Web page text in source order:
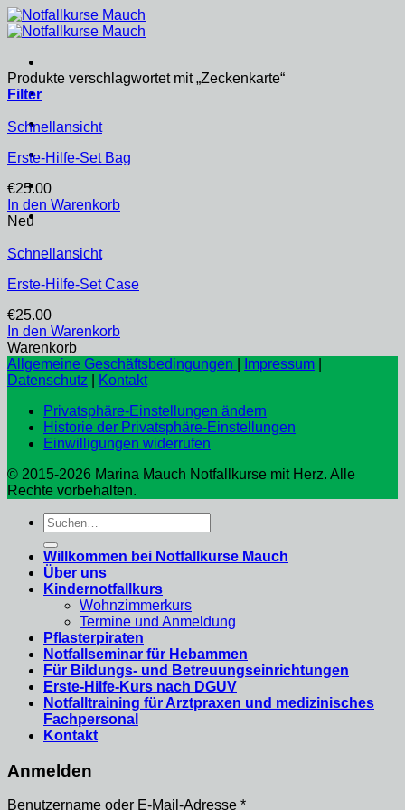
Zum
Inhalt
Produkte verschlagwortet mit „Zeckenkarte“
Filter
Schnellansicht
Erste-Hilfe-Set Bag
€25.00
In den Warenkorb
Neu
Schnellansicht
Erste-Hilfe-Set Case
€25.00
In den Warenkorb
Warenkorb
Allgemeine Geschäftsbedingungen
Impressum
Datenschutz
Kontakt
Privatsphäre-Einstellungen ändern
Historie der Privatsphäre-Einstellungen
Einwilligungen widerrufen
© 2015-2026 Marina Mauch Notfallkurse mit Herz. Alle
Rechte vorbehalten.
Suche
nach:
Willkommen bei Notfallkurse Mauch
Über uns
Kindernotfallkurs
Wohnzimmerkurs
Termine und Anmeldung
Pflasterpiraten
Notfallseminar für Hebammen
Für Bildungs- und Betreuungseinrichtungen
Erste-Hilfe-Kurs nach DGUV
Notfalltraining für Arztpraxen und medizinisches
Fachpersonal
Kontakt
Anmelden
Benutzername oder E-Mail-Adresse *Erforderlich